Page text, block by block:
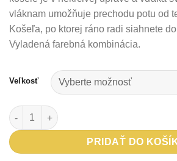
vláknam umožňuje prechodu potu od
Košeľa, po ktorej ráno radi siahnete
Vyladená farebná kombinácia.
Veľkosť
množstvo Košeľa Harus krátky rukáv
PRIDAŤ DO